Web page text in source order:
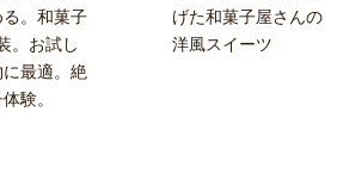
。和菓子
。お試し
最適。絶
験。
げた和菓子屋さんの
洋風スイーツ